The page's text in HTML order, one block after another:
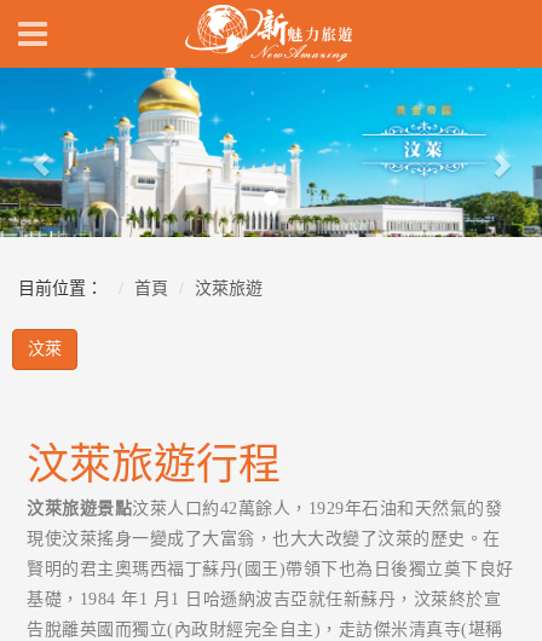
Previous
目前位置： 首頁 汶萊旅遊
汶萊
汶萊旅遊行程
汶萊旅遊景點汶萊人口約42萬餘人，1929年石油和天然氣的發
現使汶萊搖身一變成了大富翁，也大大改變了汶萊的歷史。在
賢明的君主奧瑪西福丁蘇丹(國王)帶領下也為日後獨立奠下良好
基礎，1984 年1 月1 日哈遜納波吉亞就任新蘇丹，汶萊終於宣
告脫離英國而獨立(內政財經完全自主)，走訪傑米清真寺(堪稱